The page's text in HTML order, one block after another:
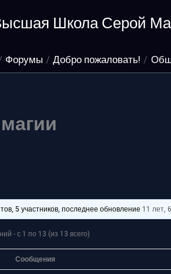
Школа Серой
Форумы Добро пожаловать!
5 участников, последнее обновление 11 лет,
- с 1 по 13 (из 13 всего)
Сообщения